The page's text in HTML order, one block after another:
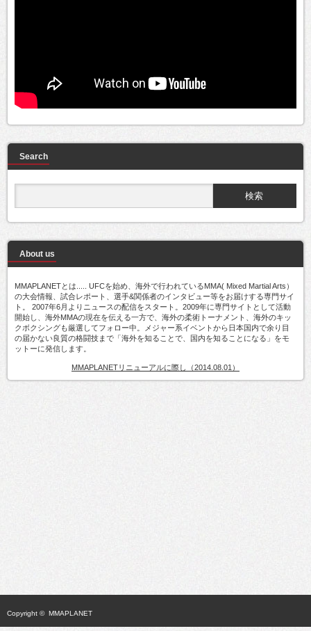
Search
About us
MMAPLANETとは..... UFCを始め、海外で行われているMMA( Mixed Martial Arts）
の大会情報、試合レポート、選手&関係者のインタビュー等をお届けする専門サイ
ト。 2007年6月よりニュースの配信をスタート。2009年に専門サイトとして活動
開始し、海外MMAの現在を伝える一方で、海外の柔術トーナメント、海外のキッ
クボクシングも厳選してフォロー中。メジャー系イベントから日本国内で余り目
の届かない良質の格闘技まで「海外を知ることで、国内を知ることになる」をモ
ットーに発信します。
MMAPLANETリニューアルに際し（2014.08.01）
Copyright © MMAPLANET